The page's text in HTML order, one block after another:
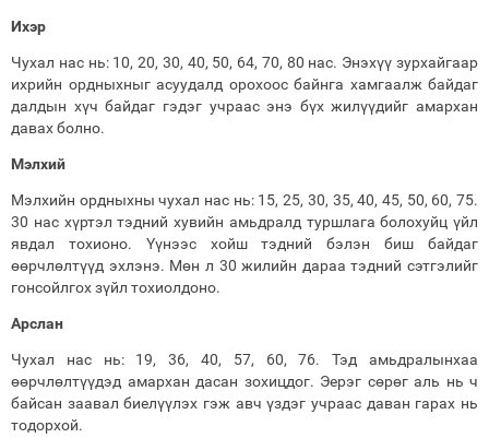
Ихэр
Чухал нас нь: 10, 20, 30, 40, 50, 64, 70, 80 нас. Энэхүү зурхайгаар
ихрийн ордныхныг асуудалд орохоос байнга хамгаалж байдаг
далдын хүч байдаг гэдэг учраас энэ бүх жилүүдийг амархан
давах болно.
Мэлхий
Мэлхийн ордныхны чухал нас нь: 15, 25, 30, 35, 40, 45, 50, 60, 75.
30 нас хүртэл тэдний хувийн амьдралд туршлага болохуйц үйл
явдал тохионо. Үүнээс хойш тэдний бэлэн биш байдаг
өөрчлөлтүүд эхлэнэ. Мөн л 30 жилийн дараа тэдний сэтгэлийг
гонсойлгох зүйл тохиолдоно.
Арслан
Чухал нас нь: 19, 36, 40, 57, 60, 76. Тэд амьдралынхаа
өөрчлөлтүүдэд амархан дасан зохицдог. Эерэг сөрөг аль нь ч
байсан заавал биелүүлэх гэж авч үздэг учраас даван гарах нь
тодорхой.